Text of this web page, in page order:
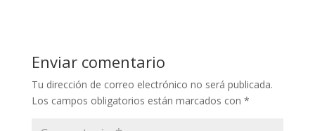
Enviar comentario
Tu dirección de correo electrónico no será publicada.
Los campos obligatorios están marcados con *